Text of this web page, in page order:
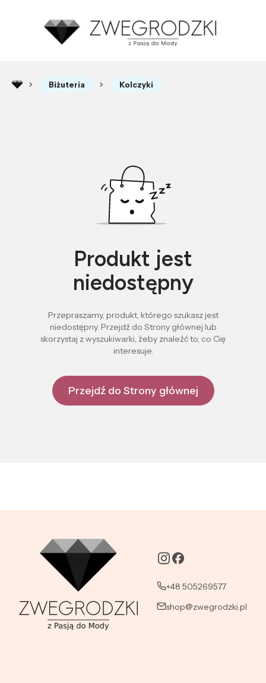
Biżuteria Kolczyki
Produkt jest
niedostępny
Przepraszamy, produkt, którego szukasz jest
niedostępny. Przejdź do Strony głównej lub
skorzystaj z wyszukiwarki, żeby znaleźć to, co Cię
interesuje.
Przejdź do Strony głównej
+48 505269577
shop@zwegrodzki.pl